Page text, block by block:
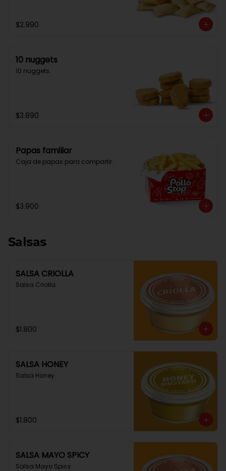
$2.990
10 nuggets
10 nuggets.
$3.890
Papas familiar
Caja de papas para compartir.
$3.900
Salsas
SALSA CRIOLLA
Salsa Criolla.
$1.800
SALSA HONEY
Salsa Honey.
$1.800
SALSA MAYO SPICY
Salsa Mayo Spicy.